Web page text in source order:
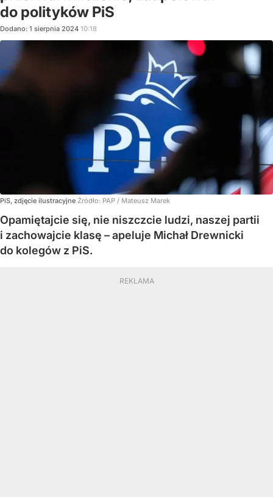
do polityków PiS
Dodano: 1 sierpnia 2024 10:18
PiS, zdjęcie ilustracyjne Źródło: PAP / Mateusz Marek
Opamiętajcie się, nie niszczcie ludzi, naszej partii
i zachowajcie klasę – apeluje Michał Drewnicki
do kolegów z PiS.